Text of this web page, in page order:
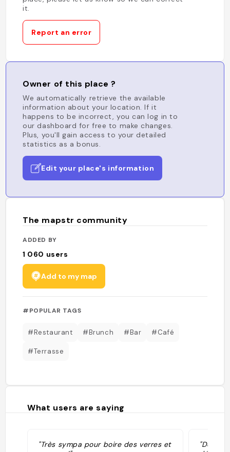
it.
Report an error
Owner of this place ?
We automatically retrieve the available
information about your location. If it
happens to be incorrect, you can log in to
our dashboard for free to make changes.
Plus, you'll gain access to your detailed
statistics as a bonus.
Edit your place's information
The mapstr community
ADDED BY
1 060 users
Add to my map
#POPULAR TAGS
#Restaurant #Brunch #Bar #Café
#Terrasse
What users are saying
"Très sympa pour boire des verres et